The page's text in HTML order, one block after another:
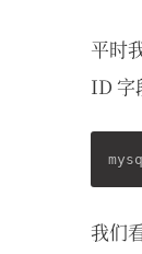
平时
ID 字
我们